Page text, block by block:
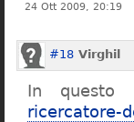
24 Ott 2009, 20:19
#18 Virghil
In questo
ricercatore-